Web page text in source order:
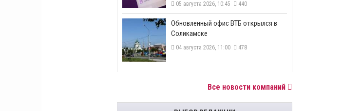
05 августа 2026, 10:45 440
​Обновленный офис ВТБ открылся в
Соликамске
04 августа 2026, 11:00 478
Все новости компаний